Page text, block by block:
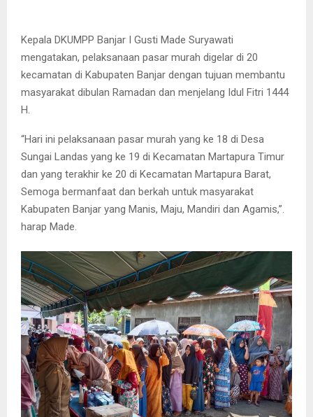
Kepala DKUMPP Banjar I Gusti Made Suryawati
mengatakan, pelaksanaan pasar murah digelar di 20
kecamatan di Kabupaten Banjar dengan tujuan membantu
masyarakat dibulan Ramadan dan menjelang Idul Fitri 1444
H.
“Hari ini pelaksanaan pasar murah yang ke 18 di Desa
Sungai Landas yang ke 19 di Kecamatan Martapura Timur
dan yang terakhir ke 20 di Kecamatan Martapura Barat,
Semoga bermanfaat dan berkah untuk masyarakat
Kabupaten Banjar yang Manis, Maju, Mandiri dan Agamis,”.
harap Made.